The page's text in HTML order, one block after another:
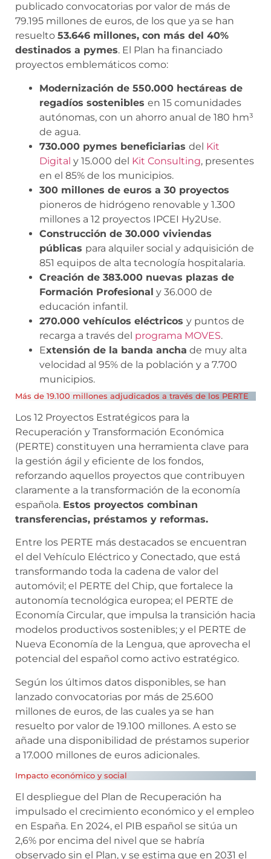
publicado convocatorias por valor de más de
79.195 millones de euros, de los que ya se han
resuelto 53.646 millones, con más del 40%
destinados a pymes. El Plan ha financiado
proyectos emblemáticos como:
Modernización de 550.000 hectáreas de
regadíos sostenibles en 15 comunidades
autónomas, con un ahorro anual de 180 hm³
de agua.
730.000 pymes beneficiarias del Kit
Digital y 15.000 del Kit Consulting, presentes
en el 85% de los municipios.
300 millones de euros a 30 proyectos
pioneros de hidrógeno renovable y 1.300
millones a 12 proyectos IPCEI Hy2Use.
Construcción de 30.000 viviendas
públicas para alquiler social y adquisición de
851 equipos de alta tecnología hospitalaria.
Creación de 383.000 nuevas plazas de
Formación Profesional y 36.000 de
educación infantil.
270.000 vehículos eléctricos y puntos de
recarga a través del programa MOVES.
Extensión de la banda ancha de muy alta
velocidad al 95% de la población y a 7.700
municipios.
Más de 19.100 millones adjudicados a través de los PERTE
Los 12 Proyectos Estratégicos para la
Recuperación y Transformación Económica
(PERTE) constituyen una herramienta clave para
la gestión ágil y eficiente de los fondos,
reforzando aquellos proyectos que contribuyen
claramente a la transformación de la economía
española. Estos proyectos combinan
transferencias, préstamos y reformas.
Entre los PERTE más destacados se encuentran
el del Vehículo Eléctrico y Conectado, que está
transformando toda la cadena de valor del
automóvil; el PERTE del Chip, que fortalece la
autonomía tecnológica europea; el PERTE de
Economía Circular, que impulsa la transición hacia
modelos productivos sostenibles; y el PERTE de
Nueva Economía de la Lengua, que aprovecha el
potencial del español como activo estratégico.
Según los últimos datos disponibles, se han
lanzado convocatorias por más de 25.600
millones de euros, de las cuales ya se han
resuelto por valor de 19.100 millones. A esto se
añade una disponibilidad de préstamos superior
a 17.000 millones de euros adicionales.
Impacto económico y social
El despliegue del Plan de Recuperación ha
impulsado el crecimiento económico y el empleo
en España. En 2024, el PIB español se sitúa un
2,6% por encima del nivel que se habría
observado sin el Plan, y se estima que en 2031 el